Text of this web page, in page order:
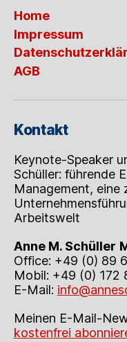
Home
Impressum
AGB
Kontakt
Keynote-Speaker
Schüller: führende
Management, eine
Arbeitswelt
Anne M. Schüller
Office: +49 (0) 89
Mobil: +49 (0) 172
E-Mail:
Meinen E-Mail-
kostenfrei